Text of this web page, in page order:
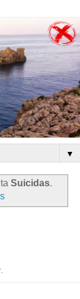
▼
Suicidas.
.